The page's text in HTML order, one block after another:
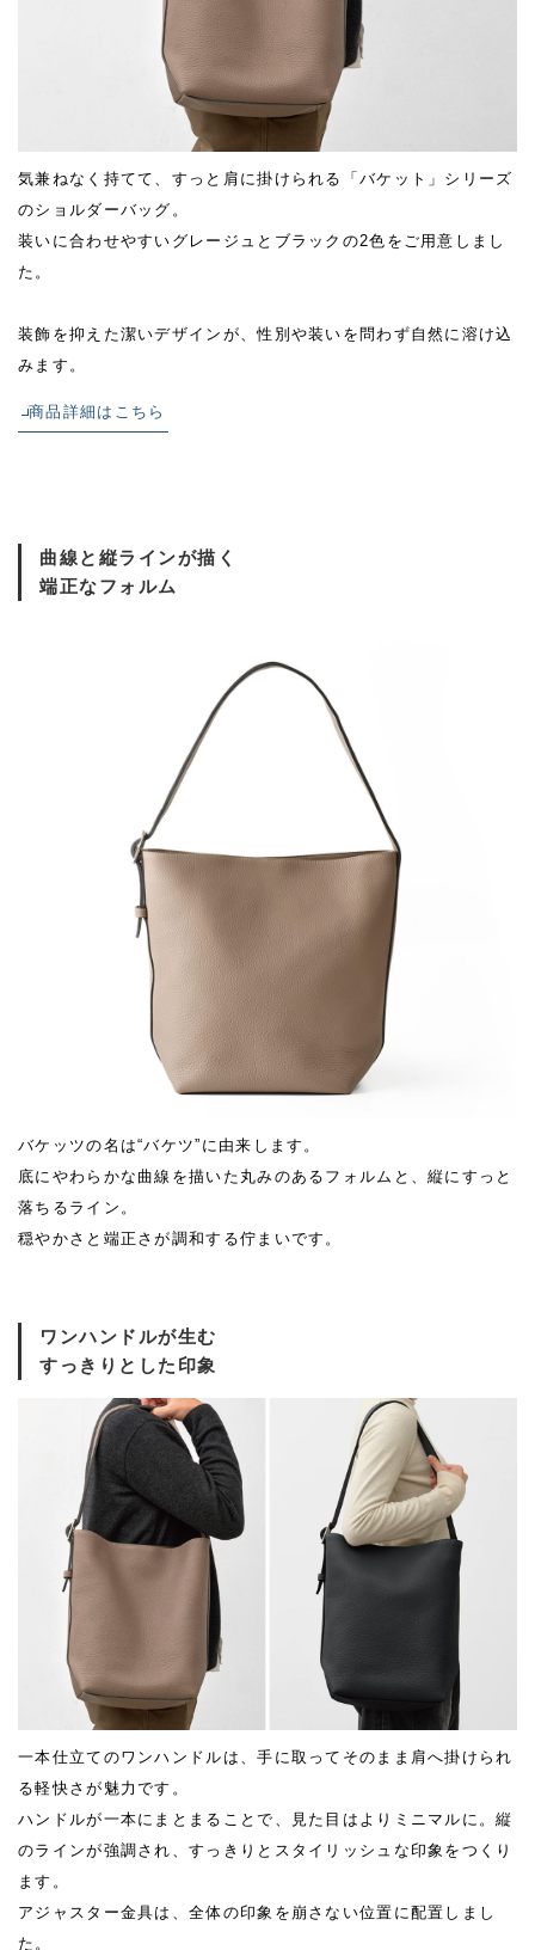
気兼ねなく持てて、すっと肩に掛けられる「バケット」シリーズ
のショルダーバッグ。
装いに合わせやすいグレージュとブラックの2色をご用意しまし
た。
装飾を抑えた潔いデザインが、性別や装いを問わず自然に溶け込
みます。
商品詳細はこちら
曲線と縦ラインが描く
端正なフォルム
バケッツの名は“バケツ”に由来します。
底にやわらかな曲線を描いた丸みのあるフォルムと、縦にすっと
落ちるライン。
穏やかさと端正さが調和する佇まいです。
ワンハンドルが生む
すっきりとした印象
一本仕立てのワンハンドルは、手に取ってそのまま肩へ掛けられ
る軽快さが魅力です。
ハンドルが一本にまとまることで、見た目はよりミニマルに。縦
のラインが強調され、すっきりとスタイリッシュな印象をつくり
ます。
アジャスター金具は、全体の印象を崩さない位置に配置しまし
た。